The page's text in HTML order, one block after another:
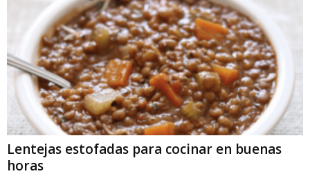
Lentejas estofadas para cocinar en buenas
horas